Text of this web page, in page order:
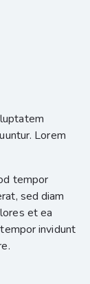
Lorem
tempor
sed diam
et ea
invidunt